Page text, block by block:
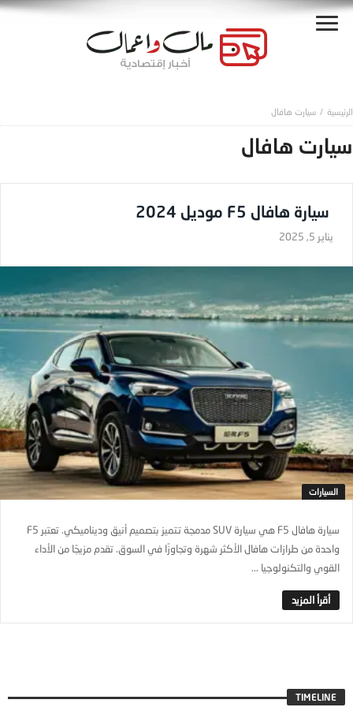
سيارت هافال
سيارت هافال
سيارة هافال F5 موديل 2024
يناير 5, 2025
السيارات
سيارة هافال F5 هي سيارة SUV مدمجة تتميز بتصميم أنيق وديناميكي. تعتبر F5
واحدة من طرازات هافال الأكثر شهرة وتجاوزًا في السوق. تقدم مزيجًا من الأداء
القوي والتكنولوجيا ...
TIMELINE